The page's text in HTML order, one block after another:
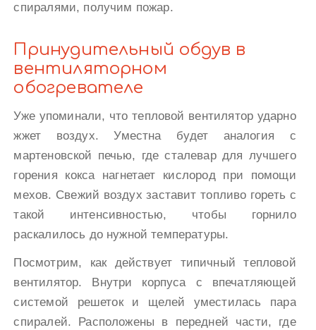
спиралями, получим пожар.
Принудительный обдув в
вентиляторном
обогревателе
Уже упоминали, что тепловой вентилятор ударно
жжет воздух. Уместна будет аналогия с
мартеновской печью, где сталевар для лучшего
горения кокса нагнетает кислород при помощи
мехов. Свежий воздух заставит топливо гореть с
такой интенсивностью, чтобы горнило
раскалилось до нужной температуры.
Посмотрим, как действует типичный тепловой
вентилятор. Внутри корпуса с впечатляющей
системой решеток и щелей уместилась пара
спиралей. Расположены в передней части, где